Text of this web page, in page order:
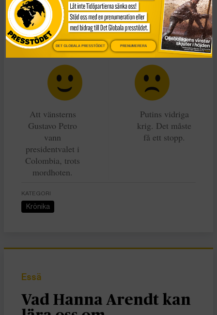
skulle vi kunna få en infrastruktur som både underlättar
vår vardag och som håller sig inom klimatets ram.
Det är om det mediasgranskning borde handla om.
Att vänsterns
Gustavo Petro
vann
presidentvalet i
Colombia, trots
mordhoten.
Putins vidriga
krig. Det måste
få ett stopp.
KATEGORI
Krönika
Essä
Vad Hanna Arendt kan
DET GLOBALA PRESSTÖDET PRENUMERERA